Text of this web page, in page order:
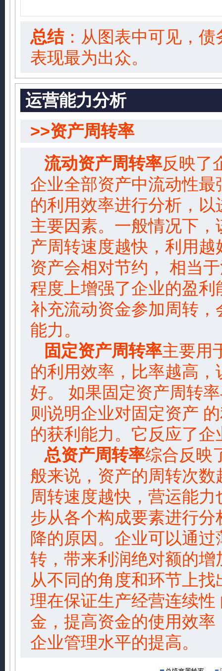
总结：从图表中可见，
表现最为出众。
运营能力分析
>>资产周转率
流动资产周转率反映了
企业全部资产中流动性
的利用效率进行分析，
主要因素。一般情况下
产周转速度越快，利用
资产会相对节约， 相当
程度上增强了企业的盈
补充流动资金参加周转
能力。
固定资产周转率主要用
的利用效率，比率越高
好。 如果固定资产周转
则说明企业对固定资产
的获利能力。它反应了
总资产周转率综合反映
般来说，资产的周转次
周转速度越快，营运能
步从各个构成要素进行
降的原因。企业可以通
转，带来利润绝对额的
从不同的角度和环节上
理在保证生产经营连续
金，提高资金的使用效
企业管理水平的提高。